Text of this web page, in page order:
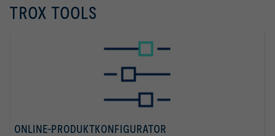
TROX TOOLS
ONLINE-PRODUKTKONFIGURATOR